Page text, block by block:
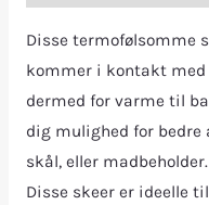
Disse termofølsomme
kommer i kontakt med
dermed for varme til
dig mulighed for bedre
skål, eller
Disse skeer er ideelle